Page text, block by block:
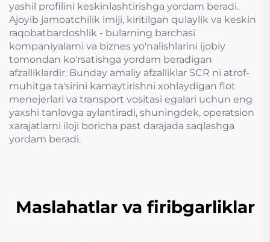
yashil profilini keskinlashtirishga yordam beradi.
Ajoyib jamoatchilik imiji, kiritilgan qulaylik va keskin
raqobatbardoshlik - bularning barchasi
kompaniyalarni va biznes yo'nalishlarini ijobiy
tomondan ko'rsatishga yordam beradigan
afzalliklardir. Bunday amaliy afzalliklar SCR ni atrof-
muhitga ta'sirini kamaytirishni xohlaydigan flot
menejerlari va transport vositasi egalari uchun eng
yaxshi tanlovga aylantiradi, shuningdek, operatsion
xarajatlarni iloji boricha past darajada saqlashga
yordam beradi.
Maslahatlar va firibgarliklar